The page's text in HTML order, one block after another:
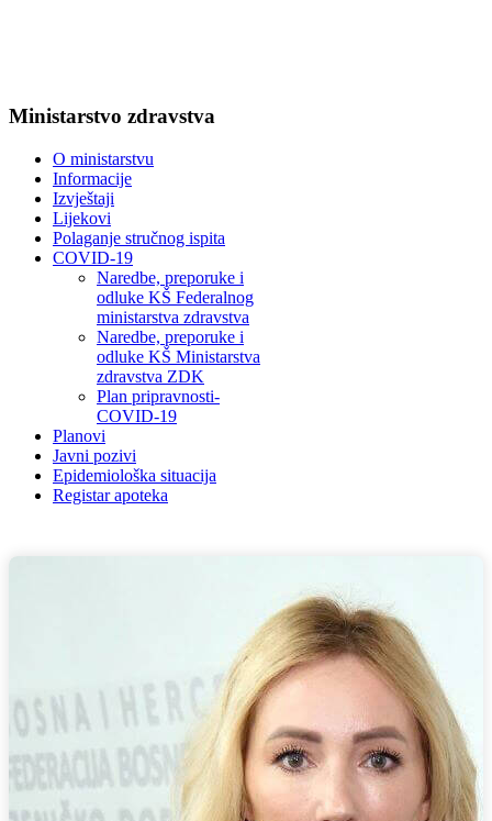
Ministarstvo zdravstva
O ministarstvu
Informacije
Izvještaji
Lijekovi
Polaganje stručnog ispita
COVID-19
Naredbe, preporuke i
odluke KŠ Federalnog
ministarstva zdravstva
Naredbe, preporuke i
odluke KŠ Ministarstva
zdravstva ZDK
Plan pripravnosti-
COVID-19
Planovi
Javni pozivi
Epidemiološka situacija
Registar apoteka